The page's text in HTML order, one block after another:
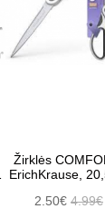
Žirklės
ErichKrause,
2.50€ 4.99€